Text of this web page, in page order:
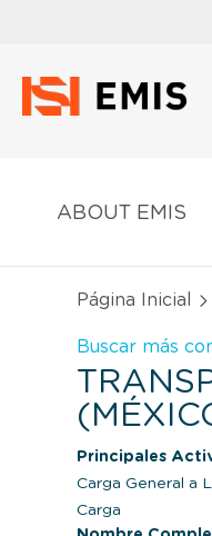
ABOUT EMIS
Página Inicial
Buscar más
Principales
Carga General a
Carga